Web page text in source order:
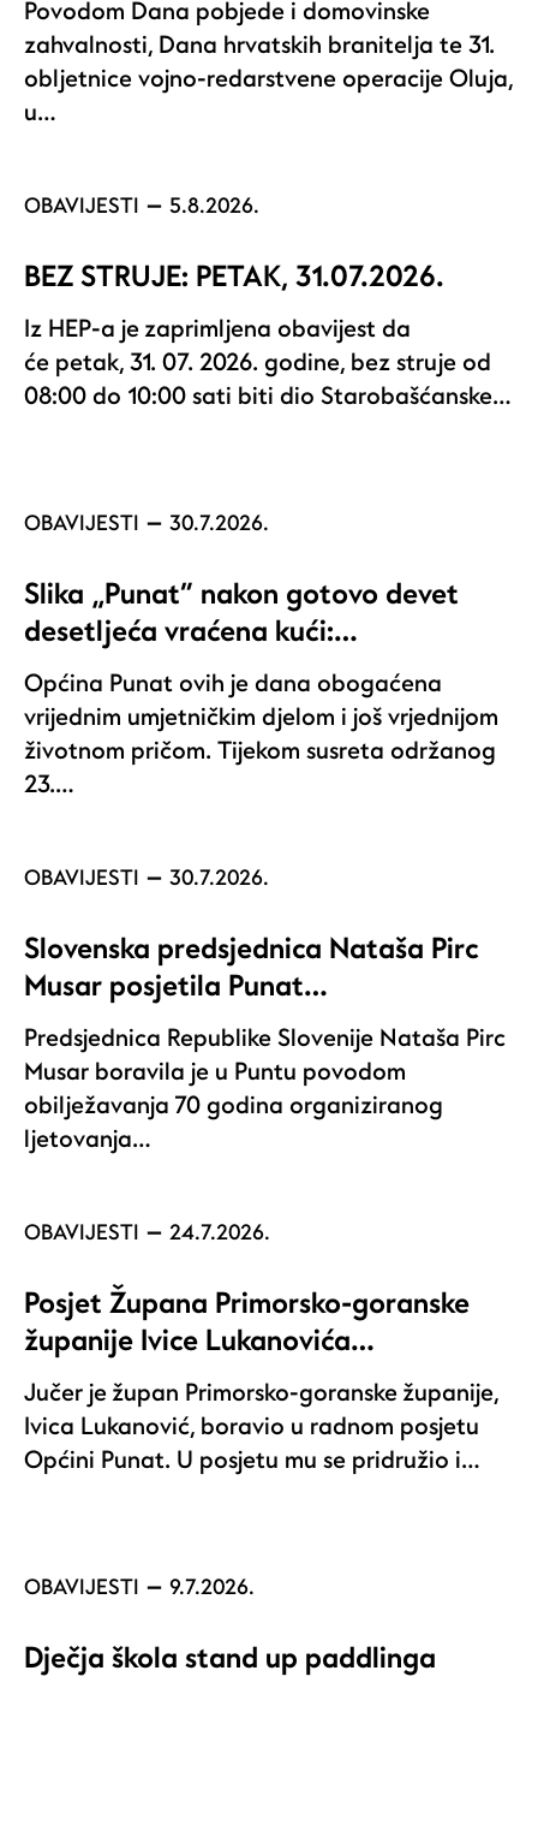
Povodom Dana pobjede i domovinske
zahvalnosti, Dana hrvatskih branitelja te 31.
obljetnice vojno-redarstvene operacije Oluja,
u…
OBAVIJESTI 5.8.2026.
BEZ STRUJE: PETAK, 31.07.2026.
Iz HEP-a je zaprimljena obavijest da
će petak, 31. 07. 2026. godine, bez struje od
08:00 do 10:00 sati biti dio Starobašćanske…
OBAVIJESTI 30.7.2026.
Slika „Punat“ nakon gotovo devet
desetljeća vraćena kući:…
Općina Punat ovih je dana obogaćena
vrijednim umjetničkim djelom i još vrjednijom
životnom pričom. Tijekom susreta održanog
23.…
OBAVIJESTI 30.7.2026.
Slovenska predsjednica Nataša Pirc
Musar posjetila Punat…
Predsjednica Republike Slovenije Nataša Pirc
Musar boravila je u Puntu povodom
obilježavanja 70 godina organiziranog
ljetovanja…
OBAVIJESTI 24.7.2026.
Posjet Župana Primorsko-goranske
županije Ivice Lukanovića…
Jučer je župan Primorsko-goranske županije,
Ivica Lukanović, boravio u radnom posjetu
Općini Punat. U posjetu mu se pridružio i…
OBAVIJESTI 9.7.2026.
Dječja škola stand up paddlinga